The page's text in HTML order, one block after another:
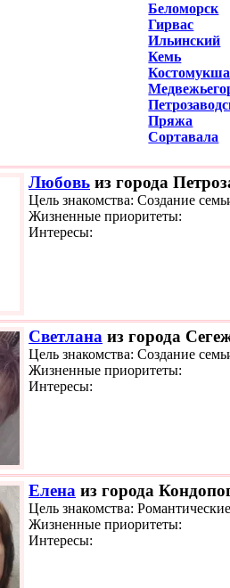
Беломорск
Гирвас
Ильинский
Кемь
Костомукша
Пряжа
Сортавала
Любовь из города
Цель знакомства: Создание
Жизненные приоритеты:
Интересы:
Светлана из города
Цель знакомства: Создание
Жизненные приоритеты:
Интересы:
Елена из города
Цель знакомства:
Жизненные приоритеты:
Интересы: